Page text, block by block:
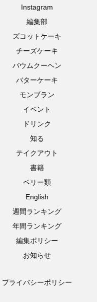
Instagram
編集部
ズコットケーキ
チーズケーキ
バウムクーヘン
バターケーキ
モンブラン
イベント
ドリンク
知る
テイクアウト
書籍
ベリー類
English
週間ランキング
年間ランキング
編集ポリシー
お知らせ
プライバシーポリシー